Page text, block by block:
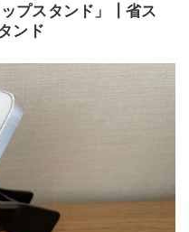
プスタンド」┃省ス
ンド